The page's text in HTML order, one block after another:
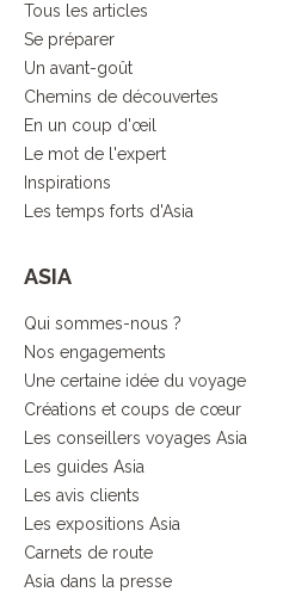
Tous les articles
Se préparer
Un avant-goût
Chemins de découvertes
En un coup d'œil
Le mot de l'expert
Inspirations
Les temps forts d'Asia
ASIA
Qui sommes-nous ?
Nos engagements
Une certaine idée du voyage
Créations et coups de cœur
Les conseillers voyages Asia
Les guides Asia
Les avis clients
Les expositions Asia
Carnets de route
Asia dans la presse